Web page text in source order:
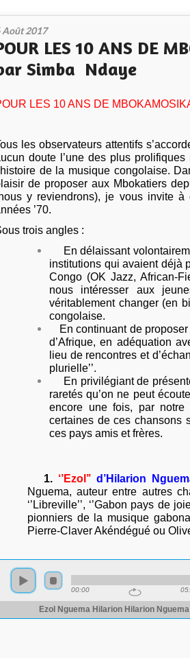
Août 2017
LES 10 ANS DE
Simba Ndaye
LES 10 ANS DE
les observateurs attentifs
doute l’une des plus
de la musique congolaise.
de proposer aux Mbokatiers
y reviendrons), je vous invite
’70.
trois angles :
En délaissant
institutions qui avaient déjà
Congo (OK Jazz, African-
nous intéresser aux
véritablement changer (en
congolaise.
En continuant de
d’Afrique, en adéquation
lieu de rencontres et
plurielle’’.
En privilégiant de
raretés qu’on ne peut
encore une fois, par
certaines de ces chansons
ces pays amis et frères.
1. ‘’Ezol’’ d’Hilarion
Nguema, auteur entre autres
‘’Libreville’’, ‘’Gabon pays de
pionniers de la musique
Pierre-Claver Akéndégué ou